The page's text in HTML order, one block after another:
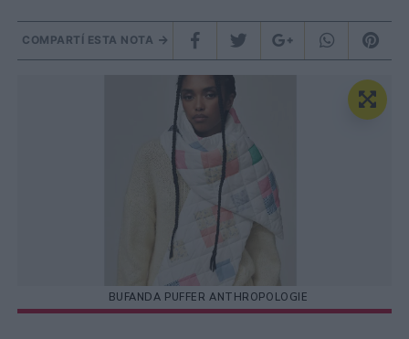
COMPARTÍ ESTA NOTA
BUFANDA PUFFER ANTHROPOLOGIE